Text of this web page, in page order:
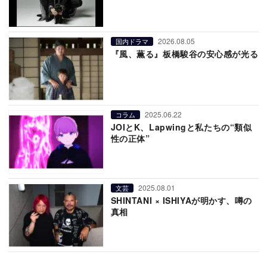
国内ドラマ 2026.08.05
『風、薫る』板橋駿谷の安心感が光る
コラム 2025.06.22
JOIとK、Lapwingと私たちの“類似
性の正体”
文芸 2025.08.01
SHINTANI × ISHIYAが明かす、噂の
真相